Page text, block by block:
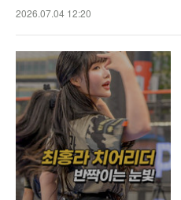
2026.07.04 12:20